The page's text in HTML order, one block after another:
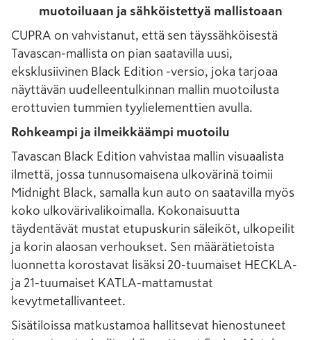
muotoiluaan ja sähköistettyä mallistoaan
CUPRA on vahvistanut, että sen täyssähköisestä
Tavascan-mallista on pian saatavilla uusi,
eksklusiivinen Black Edition -versio, joka tarjoaa
näyttävän uudelleentulkinnan mallin muotoilusta
erottuvien tummien tyylielementtien avulla.
Rohkeampi ja ilmeikkäämpi muotoilu
Tavascan Black Edition vahvistaa mallin visuaalista
ilmettä, jossa tunnusomaisena ulkovärinä toimii
Midnight Black, samalla kun auto on saatavilla myös
koko ulkovärivalikoimalla. Kokonaisuutta
täydentävät mustat etupuskurin säleiköt, ulkopeilit
ja korin alaosan verhoukset. Sen määrätietoista
luonnetta korostavat lisäksi 20-tuumaiset HECKLA-
ja 21-tuumaiset KATLA-mattamustat
kevytmetallivanteet.
Sisätiloissa matkustamoa hallitsevat hienostuneet